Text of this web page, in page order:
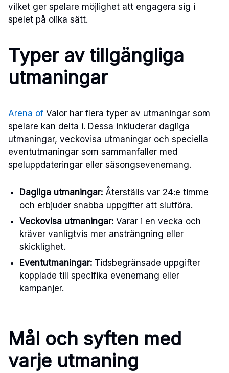
vilket ger spelare möjlighet att engagera sig i
spelet på olika sätt.
Typer av tillgängliga
utmaningar
Arena of Valor har flera typer av utmaningar som
spelare kan delta i. Dessa inkluderar dagliga
utmaningar, veckovisa utmaningar och speciella
eventutmaningar som sammanfaller med
speluppdateringar eller säsongsevenemang.
Dagliga utmaningar: Återställs var 24:e timme
och erbjuder snabba uppgifter att slutföra.
Veckovisa utmaningar: Varar i en vecka och
kräver vanligtvis mer ansträngning eller
skicklighet.
Eventutmaningar: Tidsbegränsade uppgifter
kopplade till specifika evenemang eller
kampanjer.
Mål och syften med
varje utmaning